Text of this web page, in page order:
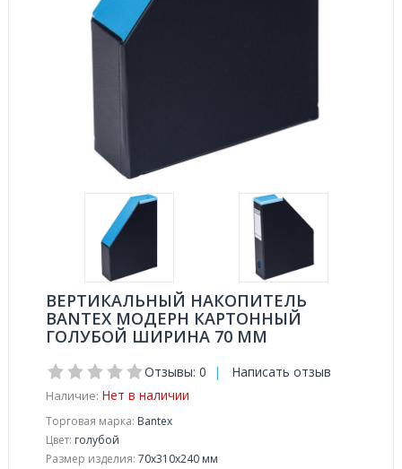
ВЕРТИКАЛЬНЫЙ НАКОПИТЕЛЬ
BANTEX МОДЕРН КАРТОННЫЙ
ГОЛУБОЙ ШИРИНА 70 ММ
Отзывы: 0 | Написать отзыв
Наличие: Нет в наличии
Торговая марка: Bantex
Цвет: голубой
Размер изделия: 70x310x240 мм